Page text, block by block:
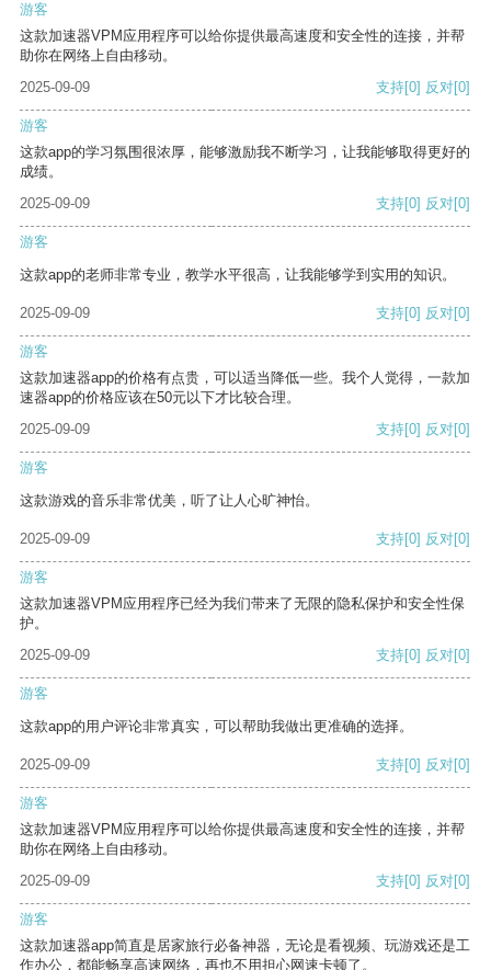
游客
这款加速器VPM应用程序可以给你提供最高速度和安全性的连接，并帮
助你在网络上自由移动。
2025-09-09
支持[0] 反对[0]
游客
这款app的学习氛围很浓厚，能够激励我不断学习，让我能够取得更好的
成绩。
2025-09-09
支持[0] 反对[0]
游客
这款app的老师非常专业，教学水平很高，让我能够学到实用的知识。
2025-09-09 支持[0] 反对[0]
游客
这款加速器app的价格有点贵，可以适当降低一些。我个人觉得，一款加
速器app的价格应该在50元以下才比较合理。
2025-09-09
支持[0] 反对[0]
游客
这款游戏的音乐非常优美，听了让人心旷神怡。
2025-09-09 支持[0] 反对[0]
游客
这款加速器VPM应用程序已经为我们带来了无限的隐私保护和安全性保
护。
2025-09-09
支持[0] 反对[0]
游客
这款app的用户评论非常真实，可以帮助我做出更准确的选择。
2025-09-09 支持[0] 反对[0]
游客
这款加速器VPM应用程序可以给你提供最高速度和安全性的连接，并帮
助你在网络上自由移动。
2025-09-09
支持[0] 反对[0]
游客
这款加速器app简直是居家旅行必备神器，无论是看视频、玩游戏还是工
作办公，都能畅享高速网络，再也不用担心网速卡顿了。